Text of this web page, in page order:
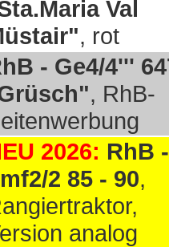
Val
, rot
- Ge4/4'''
, RhB-
2026: RhB -
2 85 - 90,
analog